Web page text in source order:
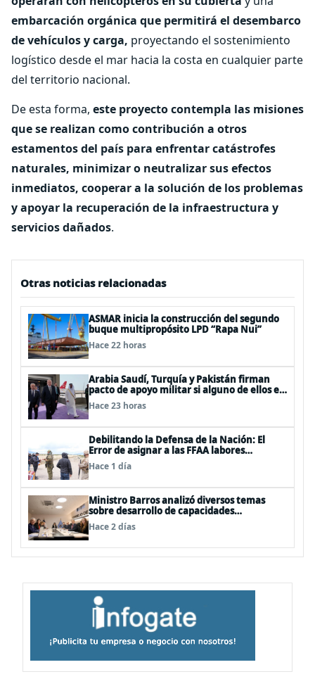
embarcación orgánica que permitirá el desembarco
de vehículos y carga, proyectando el sostenimiento
logístico desde el mar hacia la costa en cualquier parte
del territorio nacional.
De esta forma, este proyecto contempla las misiones
que se realizan como contribución a otros
estamentos del país para enfrentar catástrofes
naturales, minimizar o neutralizar sus efectos
inmediatos, cooperar a la solución de los problemas
y apoyar la recuperación de la infraestructura y
servicios dañados.
Otras noticias relacionadas
ASMAR inicia la construcción del segundo
buque multipropósito LPD “Rapa Nui”
Hace 22 horas
Arabia Saudí, Turquía y Pakistán firman
pacto de apoyo militar si alguno de ellos es
atacado
Hace 23 horas
Debilitando la Defensa de la Nación: El
Error de asignar a las FFAA labores
policiales
Hace 1 día
Ministro Barros analizó diversos temas
sobre desarrollo de capacidades
estratégicas en sesión del Consejo de
Política Espacial
Hace 2 días